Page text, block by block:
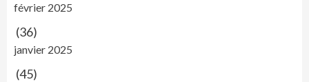
février 2025
(36)
janvier 2025
(45)